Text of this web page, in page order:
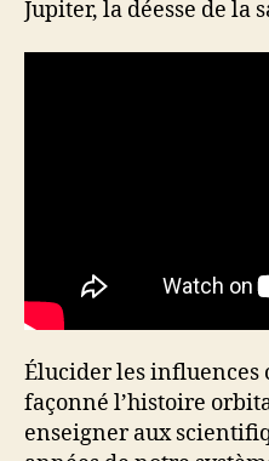
Jupiter, la déesse de la
Élucider les influences
façonné l’histoire
enseigner aux